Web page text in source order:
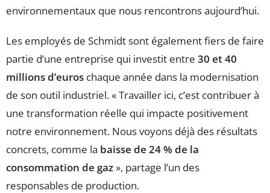
environnementaux que nous rencontrons aujourd’hui.
Les employés de Schmidt sont également fiers de faire
partie d’une entreprise qui investit entre 30 et 40
millions d’euros chaque année dans la modernisation
de son outil industriel. « Travailler ici, c’est contribuer à
une transformation réelle qui impacte positivement
notre environnement. Nous voyons déjà des résultats
concrets, comme la baisse de 24 % de la
consommation de gaz», partage l’un des
responsables de production.